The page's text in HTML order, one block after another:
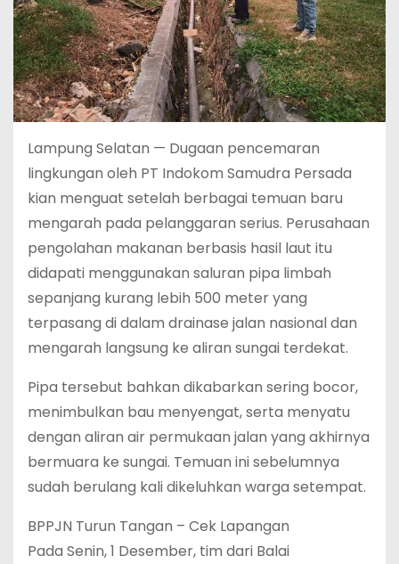
Lampung Selatan — Dugaan pencemaran
lingkungan oleh PT Indokom Samudra Persada
kian menguat setelah berbagai temuan baru
mengarah pada pelanggaran serius. Perusahaan
pengolahan makanan berbasis hasil laut itu
didapati menggunakan saluran pipa limbah
sepanjang kurang lebih 500 meter yang
terpasang di dalam drainase jalan nasional dan
mengarah langsung ke aliran sungai terdekat.
Pipa tersebut bahkan dikabarkan sering bocor,
menimbulkan bau menyengat, serta menyatu
dengan aliran air permukaan jalan yang akhirnya
bermuara ke sungai. Temuan ini sebelumnya
sudah berulang kali dikeluhkan warga setempat.
BPPJN Turun Tangan – Cek Lapangan
Pada Senin, 1 Desember, tim dari Balai